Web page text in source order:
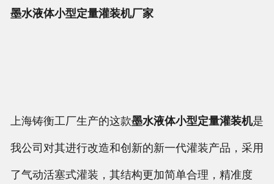
新闻动态
墨水液体小型定量灌装机厂家
上海铸衡工厂生产的这款墨水液体小型定量灌装机是
我公司对其进行改造和创新的新一代灌装产品，采用
了气动活塞式灌装，其结构更加简单合理，精准度